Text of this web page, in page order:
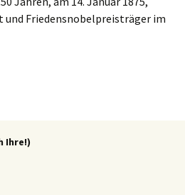
und Friedensnobelpreisträger im
– Urwalddoktor und “Bürger
Ihre!)